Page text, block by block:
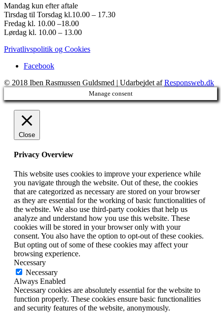
Mandag kun efter aftale
Tirsdag til Torsdag kl.10.00 – 17.30
Fredag kl. 10.00 –18.00
Lørdag kl. 10.00 – 13.00
Privatlivspolitik og Cookies
Facebook
© 2018 Iben Rasmussen Guldsmed | Udarbejdet afResponsweb.dk
Manage consent
Close
Privacy Overview
This website uses cookies to improve your experience while
you navigate through the website. Out of these, the cookies
that are categorized as necessary are stored on your browser
as they are essential for the working of basic functionalities of
the website. We also use third-party cookies that help us
analyze and understand how you use this website. These
cookies will be stored in your browser only with your
consent. You also have the option to opt-out of these cookies.
But opting out of some of these cookies may affect your
browsing experience.
Necessary
Necessary
Always Enabled
Necessary cookies are absolutely essential for the website to
function properly. These cookies ensure basic functionalities
and security features of the website, anonymously.